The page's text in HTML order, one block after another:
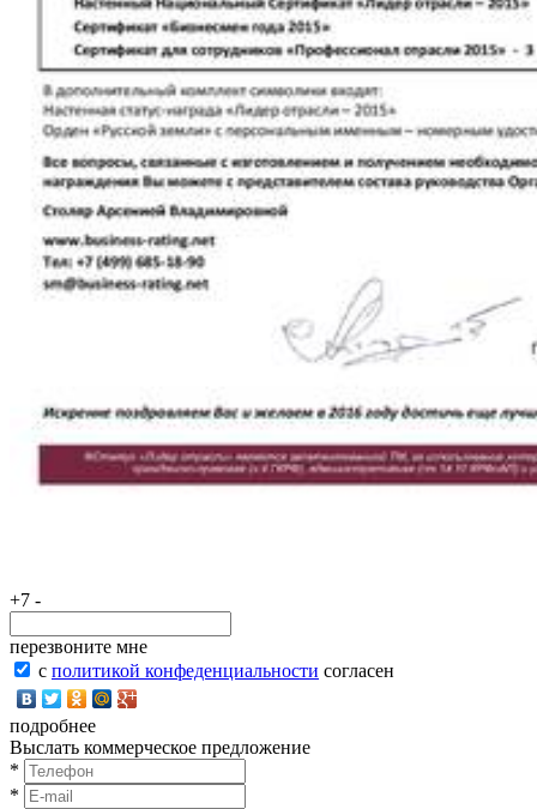
+7 -
перезвоните мне
с политикой конфеденциальности согласен
подробнее
Выслать коммерческое предложение
*
*